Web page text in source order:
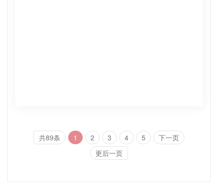
共89条 1 2 3 4 5
下一页
更后一页